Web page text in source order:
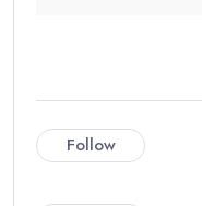
Follow